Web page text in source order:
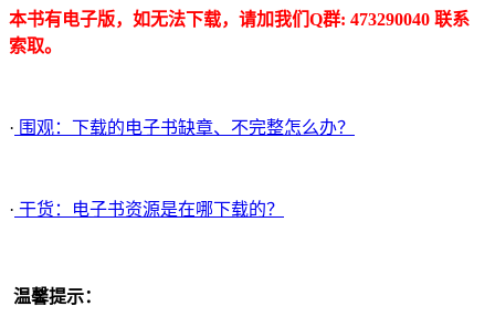
本书有电子版，如无法下载，请加我们Q群: 473290040 联系
索取。
· 围观：下载的电子书缺章、不完整怎么办？
· 干货：电子书资源是在哪下载的？
温馨提示：